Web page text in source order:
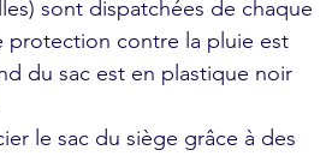
sont dispatchées de chaque
protection contre la pluie est
du sac est en plastique noir
le sac du siège grâce à des